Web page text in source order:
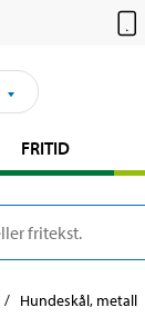
FRITID
Hundeskål, metall